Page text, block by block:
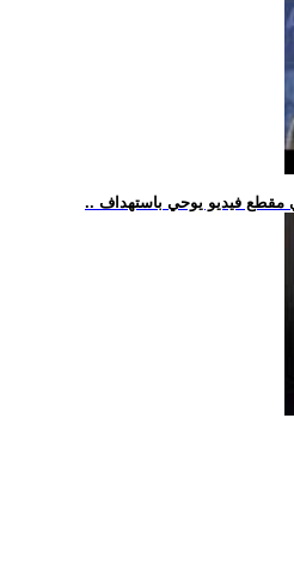
مقطع فيديو يوحي باستهداف